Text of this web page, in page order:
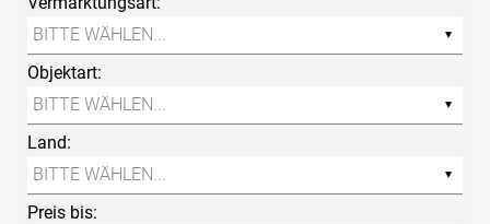
Objektart:
Land:
Preis bis: